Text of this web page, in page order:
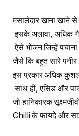
मसालेदार खाना खाने
इसके अलावा, अधिक
ऐसे भोजन जिन्हें
जैसे कि बहुत सारे
इस प्रकार अधिक
साथ ही, एसिड और
जो हानिकारक
Chilli के फायदे और